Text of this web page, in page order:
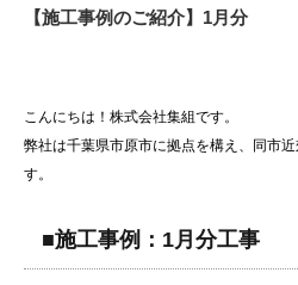
【施工事例のご紹介】1月分
こんにちは！株式会社集組です。
弊社は千葉県市原市に拠点を構え、同市
す。
■施工事例：1月分工事